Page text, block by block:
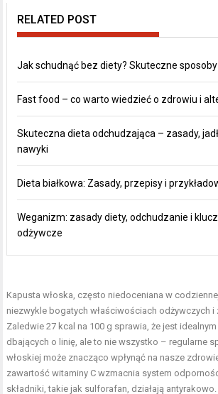
RELATED POST
Jak schudnąć bez diety? Skuteczne
Fast food – co warto wiedzieć o zdrowiu i
Skuteczna dieta odchudzająca – zasady,
nawyki
Dieta białkowa: Zasady, przepisy i
Weganizm: zasady diety, odchudzanie i
odżywcze
Kapusta włoska, często niedoceniana w
niezwykle bogatych właściwościach odżywczych i
Zaledwie 27 kcal na 100 g sprawia, że jest
dbających o linię, ale to nie wszystko – regularne
włoskiej może znacząco wpłynąć na nasze
zawartość witaminy C wzmacnia system
składniki, takie jak sulforafan, działają